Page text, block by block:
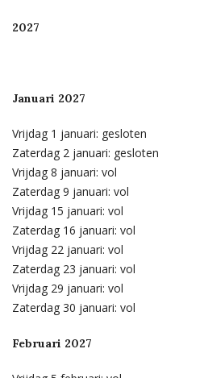
2027
Januari 2027
Vrijdag 1 januari: gesloten
Zaterdag 2 januari: gesloten
Vrijdag 8 januari: vol
Zaterdag 9 januari: vol
Vrijdag 15 januari: vol
Zaterdag 16 januari: vol
Vrijdag 22 januari: vol
Zaterdag 23 januari: vol
Vrijdag 29 januari: vol
Zaterdag 30 januari: vol
Februari 2027